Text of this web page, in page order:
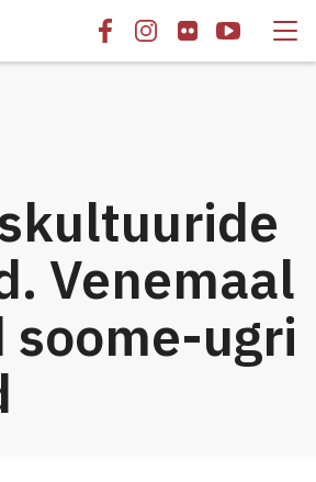
Venemaal
soome-ugri